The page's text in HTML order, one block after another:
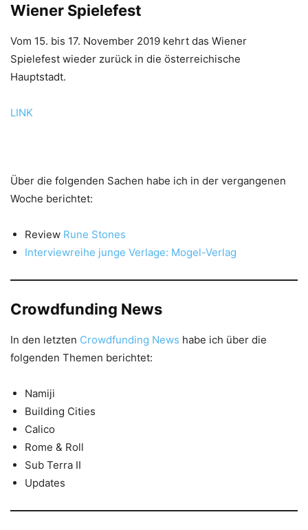
Wiener Spielefest
Vom 15. bis 17. November 2019 kehrt das Wiener
Spielefest wieder zurück in die österreichische
Hauptstadt.
LINK
Über die folgenden Sachen habe ich in der vergangenen
Woche berichtet:
Review Rune Stones
Interviewreihe junge Verlage: Mogel-Verlag
Crowdfunding News
In den letzten Crowdfunding News habe ich über die
folgenden Themen berichtet:
Namiji
Building Cities
Calico
Rome & Roll
Sub Terra II
Updates